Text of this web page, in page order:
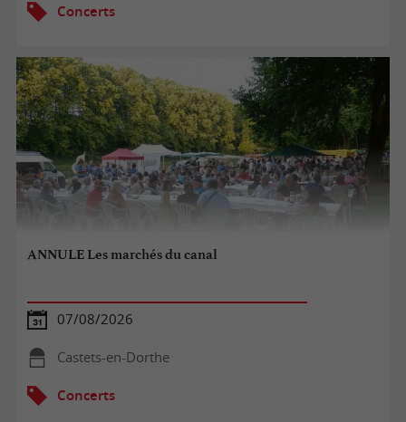
Concerts
ANNULE Les marchés du canal
07/08/2026
Castets-en-Dorthe
Concerts